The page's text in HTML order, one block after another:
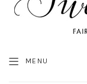
MENU